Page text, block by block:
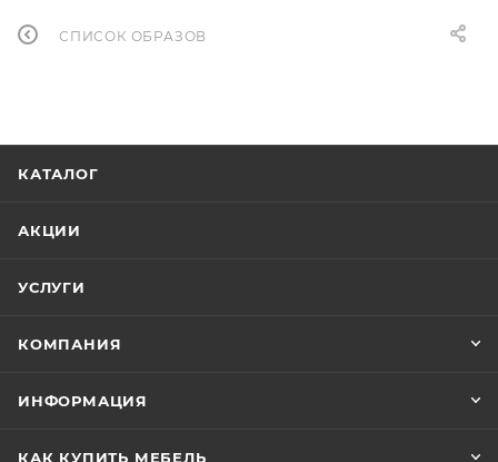
СПИСОК ОБРАЗОВ
КАТАЛОГ
АКЦИИ
УСЛУГИ
КОМПАНИЯ
ИНФОРМАЦИЯ
КАК КУПИТЬ МЕБЕЛЬ